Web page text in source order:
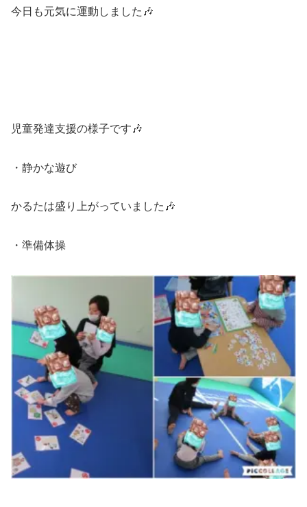
今日も元気に運動しました🎶
児童発達支援の様子です🎶
・静かな遊び
かるたは盛り上がっていました🎶
・準備体操